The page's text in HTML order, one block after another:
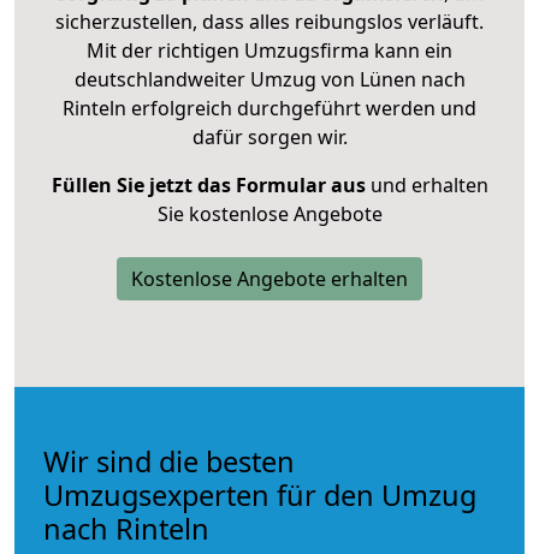
sicherzustellen, dass alles reibungslos verläuft.
Mit der richtigen Umzugsfirma kann ein
deutschlandweiter Umzug von Lünen nach
Rinteln erfolgreich durchgeführt werden und
dafür sorgen wir.
Füllen Sie jetzt das Formular ausund erhalten
Sie kostenlose Angebote
Kostenlose Angebote erhalten
Wir sind die besten
Umzugsexperten für den Umzug
nach Rinteln